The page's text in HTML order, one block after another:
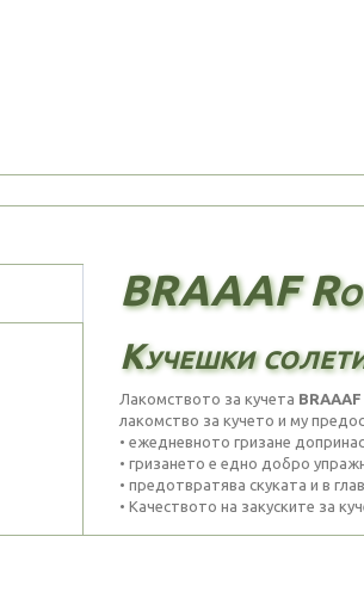
BRAAAF
Кучешки
Лакомството за кучета
лакомство за кучето и му
• ежедневното гризане
• гризането е едно добро
• предотвратява скуката и в
• Качеството на закуските за